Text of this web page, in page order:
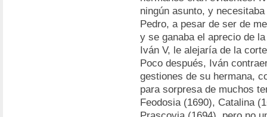
ningún asunto, y
Pedro, a pesar de ser de
y se ganaba el aprecio de
Iván V, le alejaría de la
Poco después, Iván
gestiones de su hermana,
para sorpresa de muchos
Feodosia (1690), Catalina